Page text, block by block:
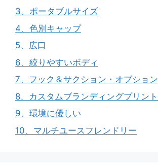
3、ポータブルサイズ
4、色別キャップ
5、広口
6、絞りやすいボディ
7、フック＆サクション・オプション
8、カスタムブランディングプリント
9、環境に優しい
10、マルチユースフレンドリー